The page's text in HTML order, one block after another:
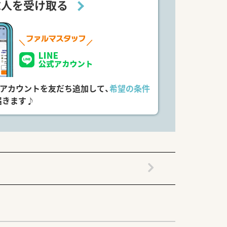
を受け取る
カウントを友だち追加して、希望の条件
きます♪